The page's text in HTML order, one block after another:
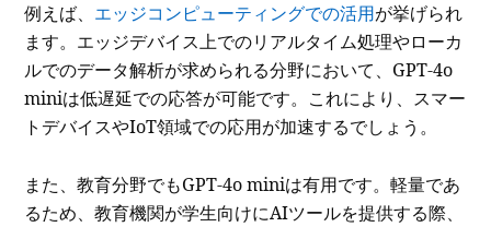
例えば、 エッジコンピューティングでの活用が挙げられ
ます。エッジデバイス上でのリアルタイム処理やローカ
ルでのデータ解析が求められる分野において、GPT-4o
miniは低遅延での応答が可能です。これにより、スマー
トデバイスやIoT領域での応用が加速するでしょう。
また、教育分野でもGPT-4o miniは有用です。軽量であ
るため、教育機関が学生向けにAIツールを提供する際、